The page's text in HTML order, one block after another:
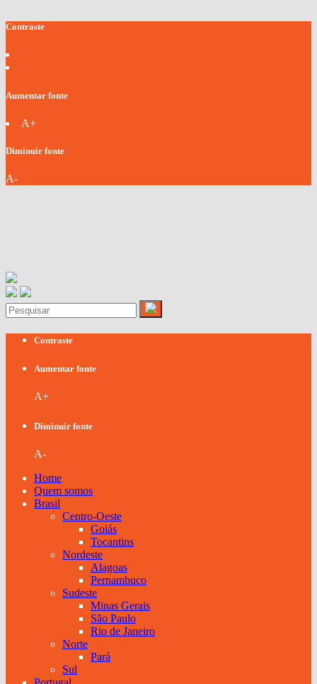
Contraste
Aumentar fonte
A+
Diminuir fonte
A-
Contraste
Aumentar fonte
A+
Diminuir fonte
A-
Home
Quem somos
Brasil
Centro-Oeste
Goiás
Tocantins
Nordeste
Alagoas
Pernambuco
Sudeste
Minas Gerais
São Paulo
Rio de Janeiro
Norte
Pará
Sul